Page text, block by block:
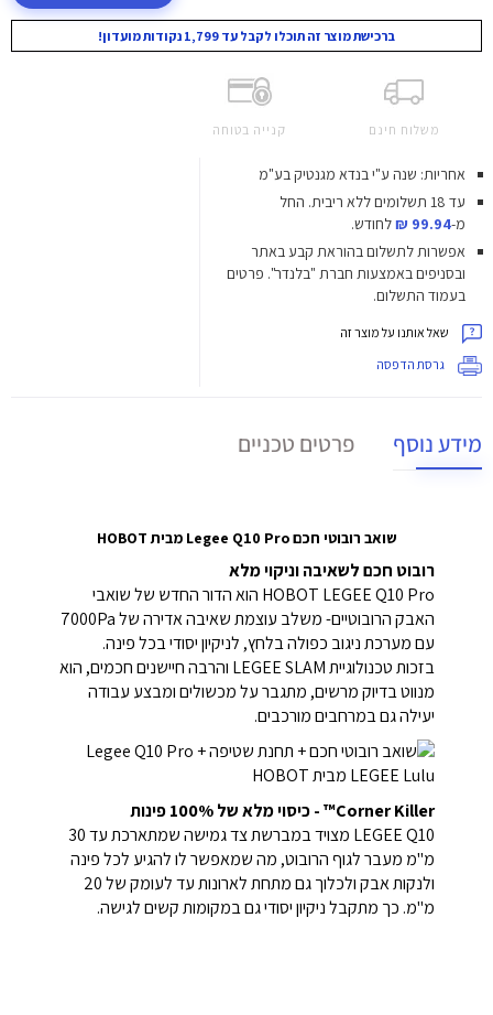
ברכישת מוצר זה תוכלו לקבל עד 1,799 נקודות מועדון!
משלוח חינם קנייה בטוחה
אחריות: שנה ע"י בנדא מגנטיק בע"מ
עד 18 תשלומים ללא ריבית.
החל
מ-99.94 ₪
לחודש.
אפשרות לתשלום בהוראת קבע באתר
ובסניפים באמצעות חברת "בלנדר". פרטים
בעמוד התשלום.
שאל אותנו על מוצר זה
גרסת הדפסה
מידע נוסף פרטים טכניים
שואב רובוטי חכם Legee Q10 Pro מבית HOBOT
רובוט חכם לשאיבה וניקוי מלא
HOBOT LEGEE Q10 Pro הוא הדור החדש של שואבי
האבק הרובוטיים- משלב עוצמת שאיבה אדירה של 7000Pa
עם מערכת ניגוב כפולה בלחץ, לניקיון יסודי בכל פינה.
בזכות טכנולוגיית LEGEE SLAM והרבה חיישנים חכמים, הוא
מנווט בדיוק מרשים, מתגבר על מכשולים ומבצע עבודה
יעילה גם במרחבים מורכבים.
Corner Killer™ - כיסוי מלא של 100% פינות
LEGEE Q10 מצויד במברשת צד גמישה שמתארכת עד 30
מ"מ מעבר לגוף הרובוט, מה שמאפשר לו להגיע לכל פינה
ולנקות אבק ולכלוך גם מתחת לארונות עד לעומק של 20
מ"מ. כך מתקבל ניקיון יסודי גם במקומות קשים לגישה.